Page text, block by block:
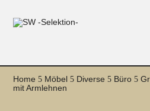
Home 5 Möbel 5 Diverse 5 Büro 5
mit Armlehnen